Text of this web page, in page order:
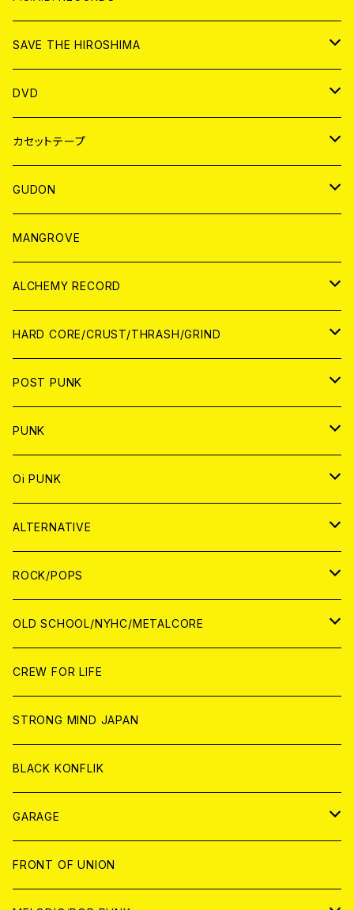
ANALOG
CD
ANALOG
SAVE THE HIROSHIMA
アパレル
BADGE
DVD
JAPAN
WORLD
カセットテープ
JAPAN
WORLD
GUDON
アパレル
PATCH
アナログ
DIGITAL CONTENTS
MANGROVE
ALCHEMY RECORD
CD
ANALOG
HARD CORE/CRUST/THRASH/GRIND
JAPAN
CD
ANALOG
WORLD
CD
ANALOG
POST PUNK
CD
JAPAN
WORLD
ANALOG
JAPAN
WORLD
PUNK
JAPAN
CD
ANALOG
WORLD
CD
ANALOG
Oi PUNK
JAPAN
CD
ANALOG
WOLRD
CD
ANALOG
ALTERNATIVE
JAPAN
CD
ANALOG
WORLD
CD
ANALOG
ROCK/POPS
JAPAN
CD
ANALOG
WORLD
CD
ANALOG
OLD SCHOOL/NYHC/METALCORE
JAPAN
CD
ANALOG
WORLD
CD
ANALOG
CREW FOR LIFE
STRONG MIND JAPAN
BLACK KONFLIK
GARAGE
JAPAN
FRONT OF UNION